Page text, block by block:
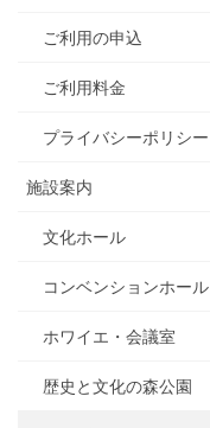
ご利用の申込
ご利用料金
プライバシーポリシー
施設案内
文化ホール
コンベンションホール
ホワイエ・会議室
歴史と文化の森公園